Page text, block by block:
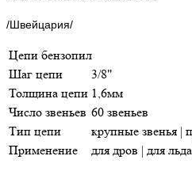
/Швейцария/
Цепи бензопил
Шаг цепи
3/8"
Толщина цепи 1,6мм
Число звеньев 60 звеньев
Тип цепи
крупные звенья |
Применение
для дров | для